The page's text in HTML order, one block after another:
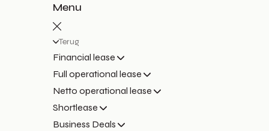
Menu
Terug
Financial lease
Full operational lease
Netto operational lease
Shortlease
Business Deals